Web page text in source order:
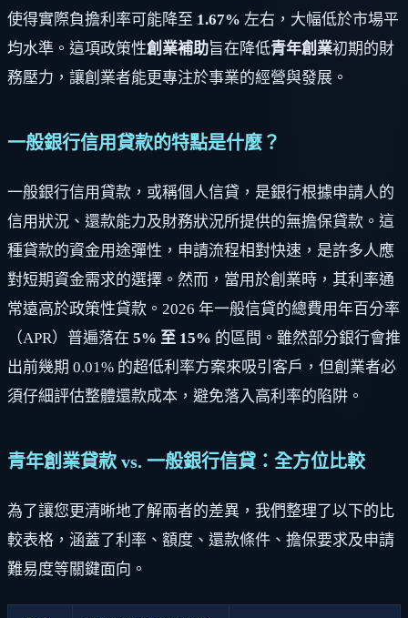
使得實際負擔利率可能降至 1.67% 左右，大幅低於市場平
均水準。這項政策性創業補助旨在降低青年創業初期的財
務壓力，讓創業者能更專注於事業的經營與發展。
一般銀行信用貸款的特點是什麼？
一般銀行信用貸款，或稱個人信貸，是銀行根據申請人的
信用狀況、還款能力及財務狀況所提供的無擔保貸款。這
種貸款的資金用途彈性，申請流程相對快速，是許多人應
對短期資金需求的選擇。然而，當用於創業時，其利率通
常遠高於政策性貸款。2026 年一般信貸的總費用年百分率
（APR）普遍落在 5% 至 15% 的區間。雖然部分銀行會推
出前幾期 0.01% 的超低利率方案來吸引客戶，但創業者必
須仔細評估整體還款成本，避免落入高利率的陷阱。
青年創業貸款 vs. 一般銀行信貸：全方位比較
為了讓您更清晰地了解兩者的差異，我們整理了以下的比
較表格，涵蓋了利率、額度、還款條件、擔保要求及申請
難易度等關鍵面向。